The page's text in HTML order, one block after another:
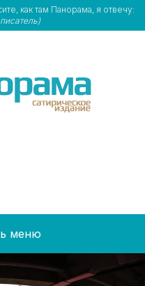
как там Панорама, я отвечу:
меню